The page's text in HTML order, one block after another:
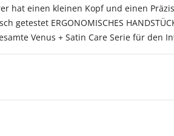
hat einen kleinen Kopf und einen
getestet ERGONOMISCHES
Venus + Satin Care Serie für den